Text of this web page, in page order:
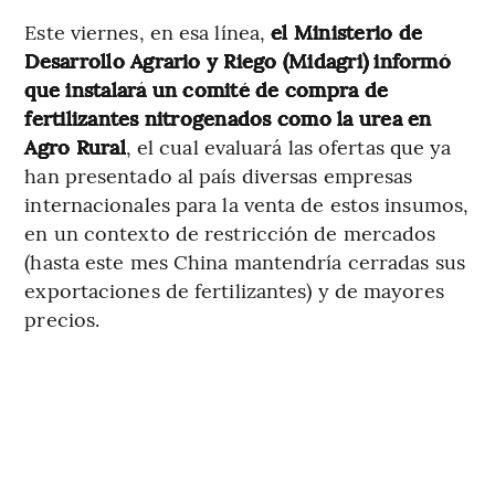
Este viernes, en esa línea,el Ministerio de
Desarrollo Agrario y Riego (Midagri) informó
que instalará un comité de compra de
fertilizantes nitrogenados como la urea en
Agro Rural, el cual evaluará las ofertas que ya
han presentado al país diversas empresas
internacionales para la venta de estos insumos,
en un contexto de restricción de mercados
(hasta este mes China mantendría cerradas sus
exportaciones de fertilizantes) y de mayores
precios.